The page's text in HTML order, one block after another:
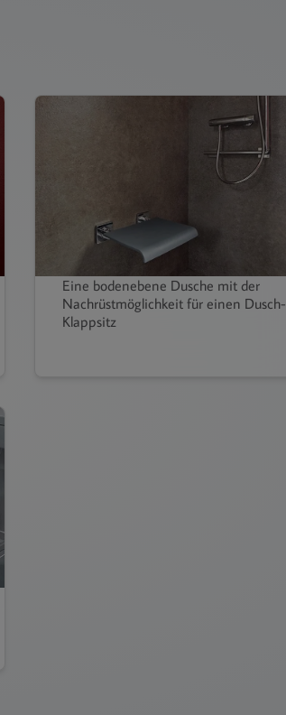
Eine bodenebene Dusche mit der
Nachrüstmöglichkeit für einen Dusch-
Klappsitz